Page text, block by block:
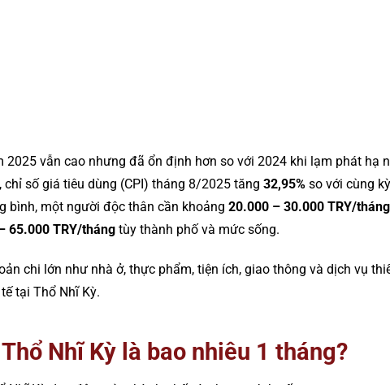
2025 vẫn cao nhưng đã ổn định hơn so với 2024 khi lạm phát hạ
, chỉ số giá tiêu dùng (CPI) tháng 8/2025 tăng 32,95% so với cùng
bình, một người độc thân cần khoảng 20.000 – 30.000 TRY/tháng
65.000 TRY/tháng tùy thành phố và mức sống.
chi lớn như nhà ở, thực phẩm, tiện ích, giao thông và dịch vụ
tại Thổ Nhĩ Kỳ.
Nhĩ Kỳ là bao nhiêu 1 tháng?